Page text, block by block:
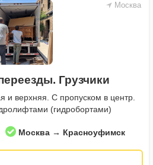
Москва
Грузчики
и верхняя. С пропуском в центр.
(гидробортами)
Москва → Красноуфимск